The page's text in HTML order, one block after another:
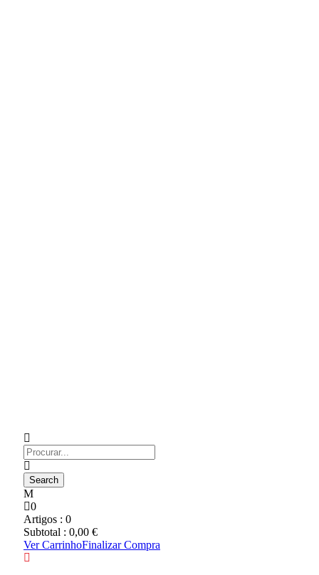
0
Artigos : 0
Subtotal : 0,00 €
Ver CarrinhoFinalizar Compra